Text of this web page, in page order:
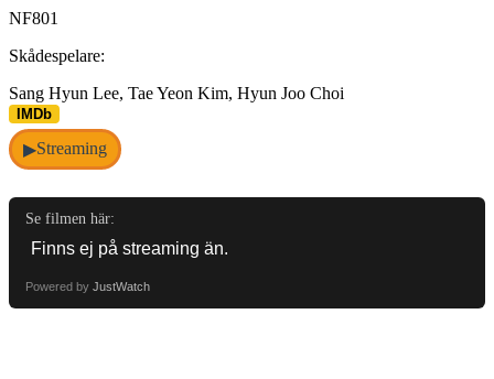
NF801
Skådespelare:
Sang Hyun Lee, Tae Yeon Kim, Hyun Joo Choi
IMDb
▶Streaming
Se filmen här:
Powered by JustWatch